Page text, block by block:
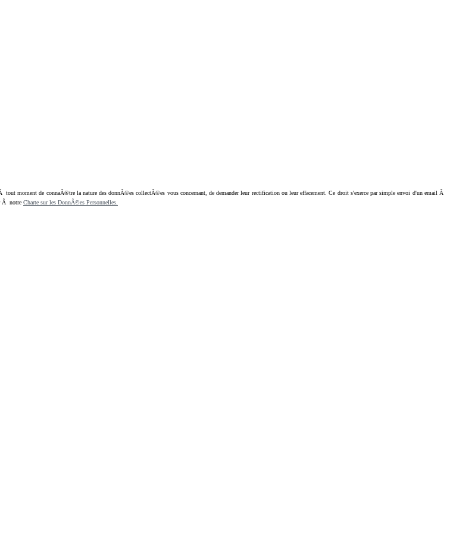
moment de connaÃ®tre la nature des donnÃ©es collectÃ©es vous concernant, de demander leur rectification ou leur effacement. Ce droit s'exerce par simple envoi d'un email Ã
Ã notre Charte sur les DonnÃ©es Personnelles.